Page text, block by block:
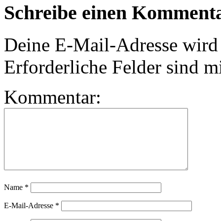
Schreibe einen
Deine E-Mail-Adresse
Erforderliche Felder sind
Kommentar:
Name *
E-Mail-Adresse *